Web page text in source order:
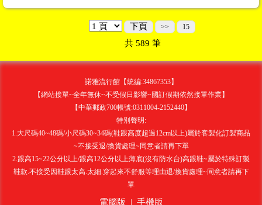
下頁 >> 15
共 589 筆
諾雅流行館【統編:34867353】
【網站接單~全年無休~不受假日影響~國訂假期依然接單作業】
【中華郵政700帳號:0311004-2152440】
特別聲明:
1.大尺碼40~48碼/小尺碼30~34碼(鞋跟高度超過12cm以上)屬於客製化訂製商品
~不接受退/換貨處理~同意者請再下單
2.跟高15~22公分以上/跟高12公分以上薄底(沒有防水台)高跟鞋~屬於特殊訂製
鞋款.不接受因鞋跟太高.太細.穿起來不舒服等理由退/換貨處理~同意者請再下
單
電腦版 | 手機版